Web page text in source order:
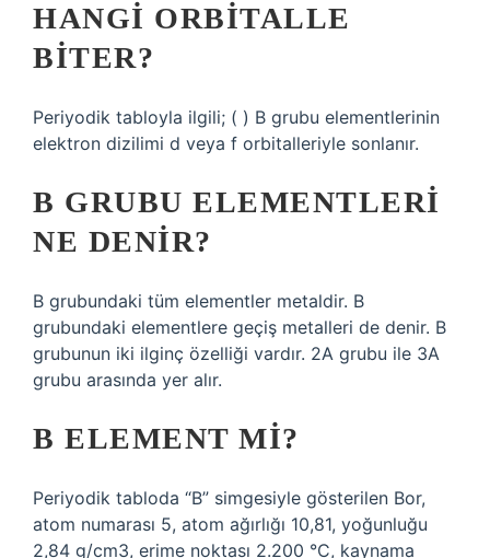
HANGI ORBITALLE
BITER?
Periyodik tabloyla ilgili; ( ) B grubu elementlerinin
elektron dizilimi d veya f orbitalleriyle sonlanır.
B GRUBU ELEMENTLERI
NE DENIR?
B grubundaki tüm elementler metaldir. B
grubundaki elementlere geçiş metalleri de denir. B
grubunun iki ilginç özelliği vardır. 2A grubu ile 3A
grubu arasında yer alır.
B ELEMENT MI?
Periyodik tabloda “B” simgesiyle gösterilen Bor,
atom numarası 5, atom ağırlığı 10,81, yoğunluğu
2,84 g/cm3, erime noktası 2.200 °C, kaynama